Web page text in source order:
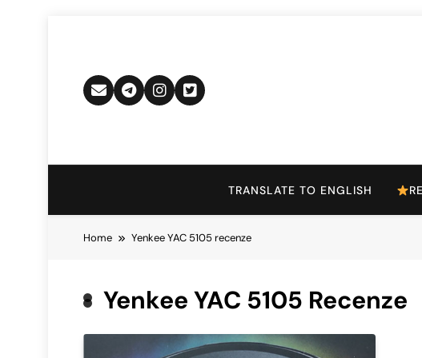
TRANSLATE TO ENGLISH
Home Yenkee YAC 5105 recenze
Yenkee YAC 5105 Recenze